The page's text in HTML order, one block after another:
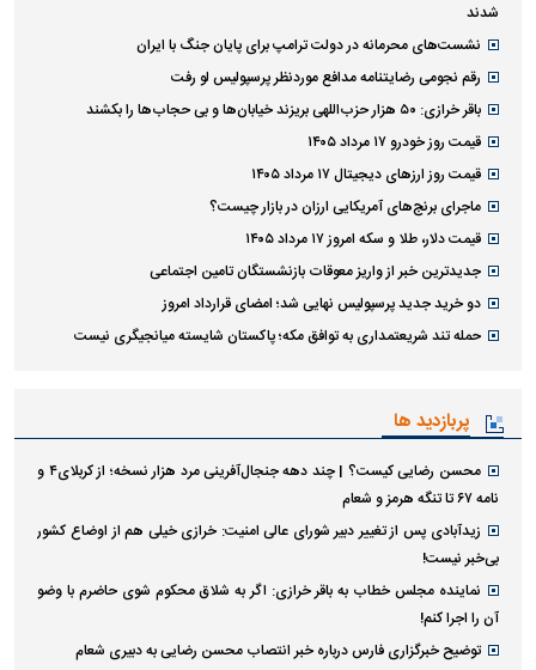
شدند
نشست‌های محرمانه در دولت ترامپ برای پایان جنگ با ایران
رقم نجومی رضایتنامه مدافع موردنظر پرسپولیس لو رفت
باقر خرازی: ۵۰ هزار حزب‌اللهی بریزند خیابان‌ها و بی حجاب‌ها را بکشند
قیمت روز خودرو ۱۷ مرداد ۱۴۰۵
قیمت روز ارز‌های دیجیتال ۱۷ مرداد ۱۴۰۵
ماجرای برنج‌های آمریکایی ارزان در بازار چیست؟
قیمت دلار، طلا و سکه امروز ۱۷ مرداد ۱۴۰۵
جدیدترین خبر از واریز معوقات بازنشستگان تامین اجتماعی
دو خرید جدید پرسپولیس نهایی شد؛ امضای قرارداد امروز
حمله تند شریعتمداری به توافق مکه؛ پاکستان شایسته میانجیگری نیست
پربازدید ها
محسن رضایی کیست؟ | چند دهه جنجال‌آفرینی مرد هزار نسخه؛ از کربلای۴ و
نامه ۶۷ تا تنگه هرمز و شعام
زیدآبادی پس از تغییر دبیر شورای عالی امنیت: خرازی خیلی هم از اوضاع کشور
بی‌خبر نیست!
نماینده مجلس خطاب به باقر خرازی: اگر به شلاق محکوم شوی حاضرم با وضو
آن را اجرا کنم!
توضیح خبرگزاری فارس درباره خبر انتصاب محسن رضایی به دبیری شعام